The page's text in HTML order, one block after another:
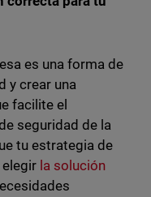
es una forma de
y crear una
facilite el
seguridad de la
tu estrategia de
elegir la solución